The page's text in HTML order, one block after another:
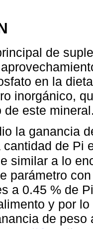
de
en la
inorgánico,
de este
la ganancia
cantidad de Pi
similar a lo
parámetro
a 0.45 % de
y por
de